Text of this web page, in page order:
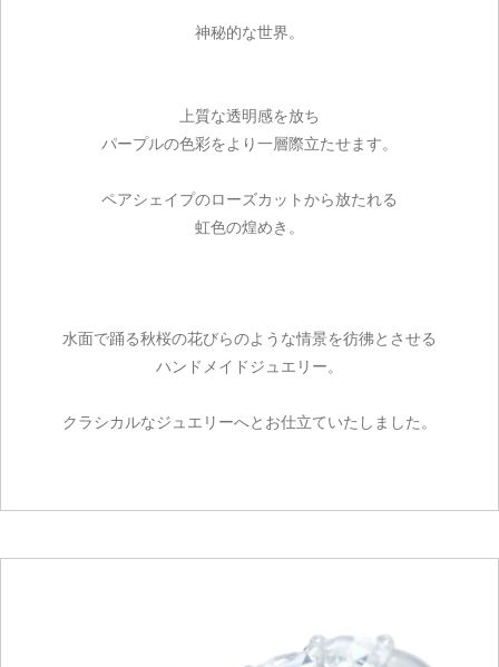
神秘的な世界。
上質な透明感を放ち
パープルの色彩をより一層際立たせます。
ペアシェイプのローズカットから放たれる
虹色の煌めき。
水面で踊る秋桜の花びらのような情景を彷彿とさせる
ハンドメイドジュエリー。
クラシカルなジュエリーへとお仕立ていたしました。